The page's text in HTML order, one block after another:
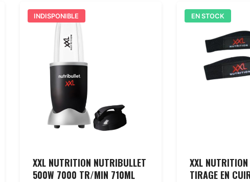
INDISPONIBLE
XXL NUTRITION NUTRIBULLET
500W 7000 TR/MIN 710ML
EN STOCK
XXL NUTRITION
TIRAGE EN